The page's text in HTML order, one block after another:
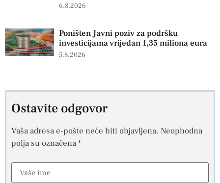
6.8.2026
Poništen Javni poziv za podršku
investicijama vrijedan 1,35 miliona eura
5.8.2026
Ostavite odgovor
Vaša adresa e-pošte neće biti objavljena. Neophodna
polja su označena*